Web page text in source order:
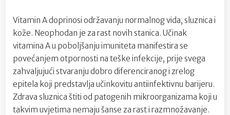
Vitamin A doprinosi održavanju normalnog vida, sluznica i
kože. Neophodan je za rast novih stanica. Učinak
vitamina A u poboljšanju imuniteta manifestira se
povećanjem otpornosti na teške infekcije, prije svega
zahvaljujući stvaranju dobro diferenciranog i zrelog
epitela koji predstavlja učinkovitu antiinfektivnu barijeru.
Zdrava sluznica štiti od patogenih mikroorganizama koji u
takvim uvjetima nemaju šanse za rast i razmnožavanje.